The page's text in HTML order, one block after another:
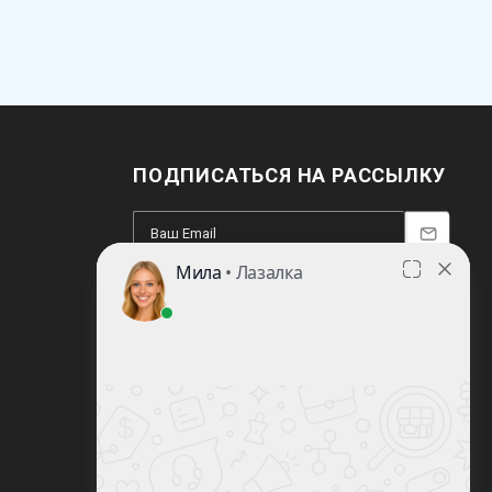
ПОДПИСАТЬСЯ НА РАССЫЛКУ
8 (812) 220-93-18